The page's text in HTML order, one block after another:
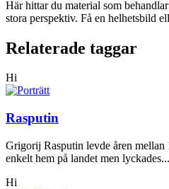
Här hittar du material som
stora perspektiv. Få en helhetsbild
Relaterade taggar
Hi
Rasputin
Grigorij Rasputin levde åren
enkelt hem på landet men lyckades...
Hi